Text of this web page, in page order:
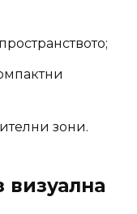
зони.
визуална